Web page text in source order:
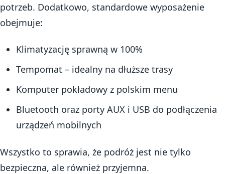
potrzeb. Dodatkowo, standardowe wyposażenie
obejmuje:
Klimatyzację sprawną w 100%
Tempomat – idealny na dłuższe trasy
Komputer pokładowy z polskim menu
Bluetooth oraz porty AUX i USB do podłączenia
urządzeń mobilnych
Wszystko to sprawia, że podróż jest nie tylko
bezpieczna, ale również przyjemna.